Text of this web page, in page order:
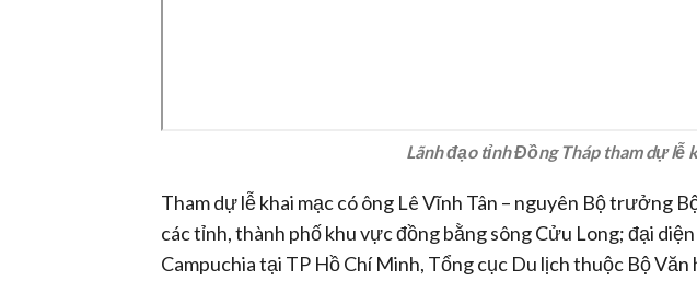
Lãnh đạo tỉnh Đồng Tháp tham dự lễ
Tham dự lễ khai mạc có ông Lê Vĩnh Tân – nguyên Bộ trưởng
các tỉnh, thành phố khu vực đồng bằng sông Cửu Long; đại
Campuchia tại TP Hồ Chí Minh, Tổng cục Du lịch thuộc Bộ